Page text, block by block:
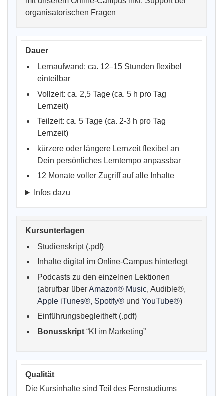
organisatorischen Fragen
Lernaufwand: ca. 12–15 Stunden flexibel
einteilbar
Vollzeit: ca. 2,5 Tage (ca. 5 h pro Tag
Lernzeit)
Teilzeit: ca. 5 Tage (ca. 2-3 h pro Tag
Lernzeit)
kürzere oder längere Lernzeit flexibel an
Dein persönliches Lerntempo anpassbar
12 Monate voller Zugriff auf alle Inhalte
Infos dazu
Studienskript (.pdf)
Inhalte digital im Online-Campus hinterlegt
Podcasts zu den einzelnen Lektionen
(abrufbar überAmazon® Music, Audible®,
Apple iTunes®, Spotify®und YouTube®)
Einführungsbegleitheft (.pdf)
Bonusskript“KI im Marketing”
Die Kursinhalte sind Teil des Fernstudiums